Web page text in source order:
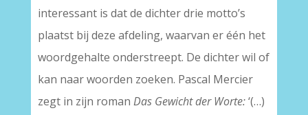
interessant is dat de dichter drie motto’s
plaatst bij deze afdeling, waarvan er één het
woordgehalte onderstreept. De dichter wil of
kan naar woorden zoeken. Pascal Mercier
zegt in zijn roman Das Gewicht der Worte:‘(…)